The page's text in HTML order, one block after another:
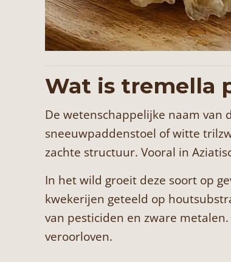
Wat is tremella
De wetenschappelijke naam van
sneeuwpaddenstoel of witte
zachte structuur. Vooral in
In het wild groeit deze soort op
kwekerijen geteeld op
van pesticiden en zware
veroorloven.